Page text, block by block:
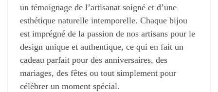
un témoignage de l’artisanat soigné et d’une
esthétique naturelle intemporelle. Chaque bijou
est imprégné de la passion de nos artisans pour le
design unique et authentique, ce qui en fait un
cadeau parfait pour des anniversaires, des
mariages, des fêtes ou tout simplement pour
célébrer un moment spécial.